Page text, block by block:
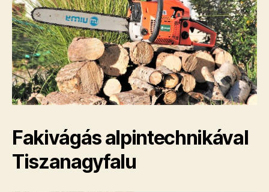
Fakivágás alpintechnikával
Tiszanagyfalu